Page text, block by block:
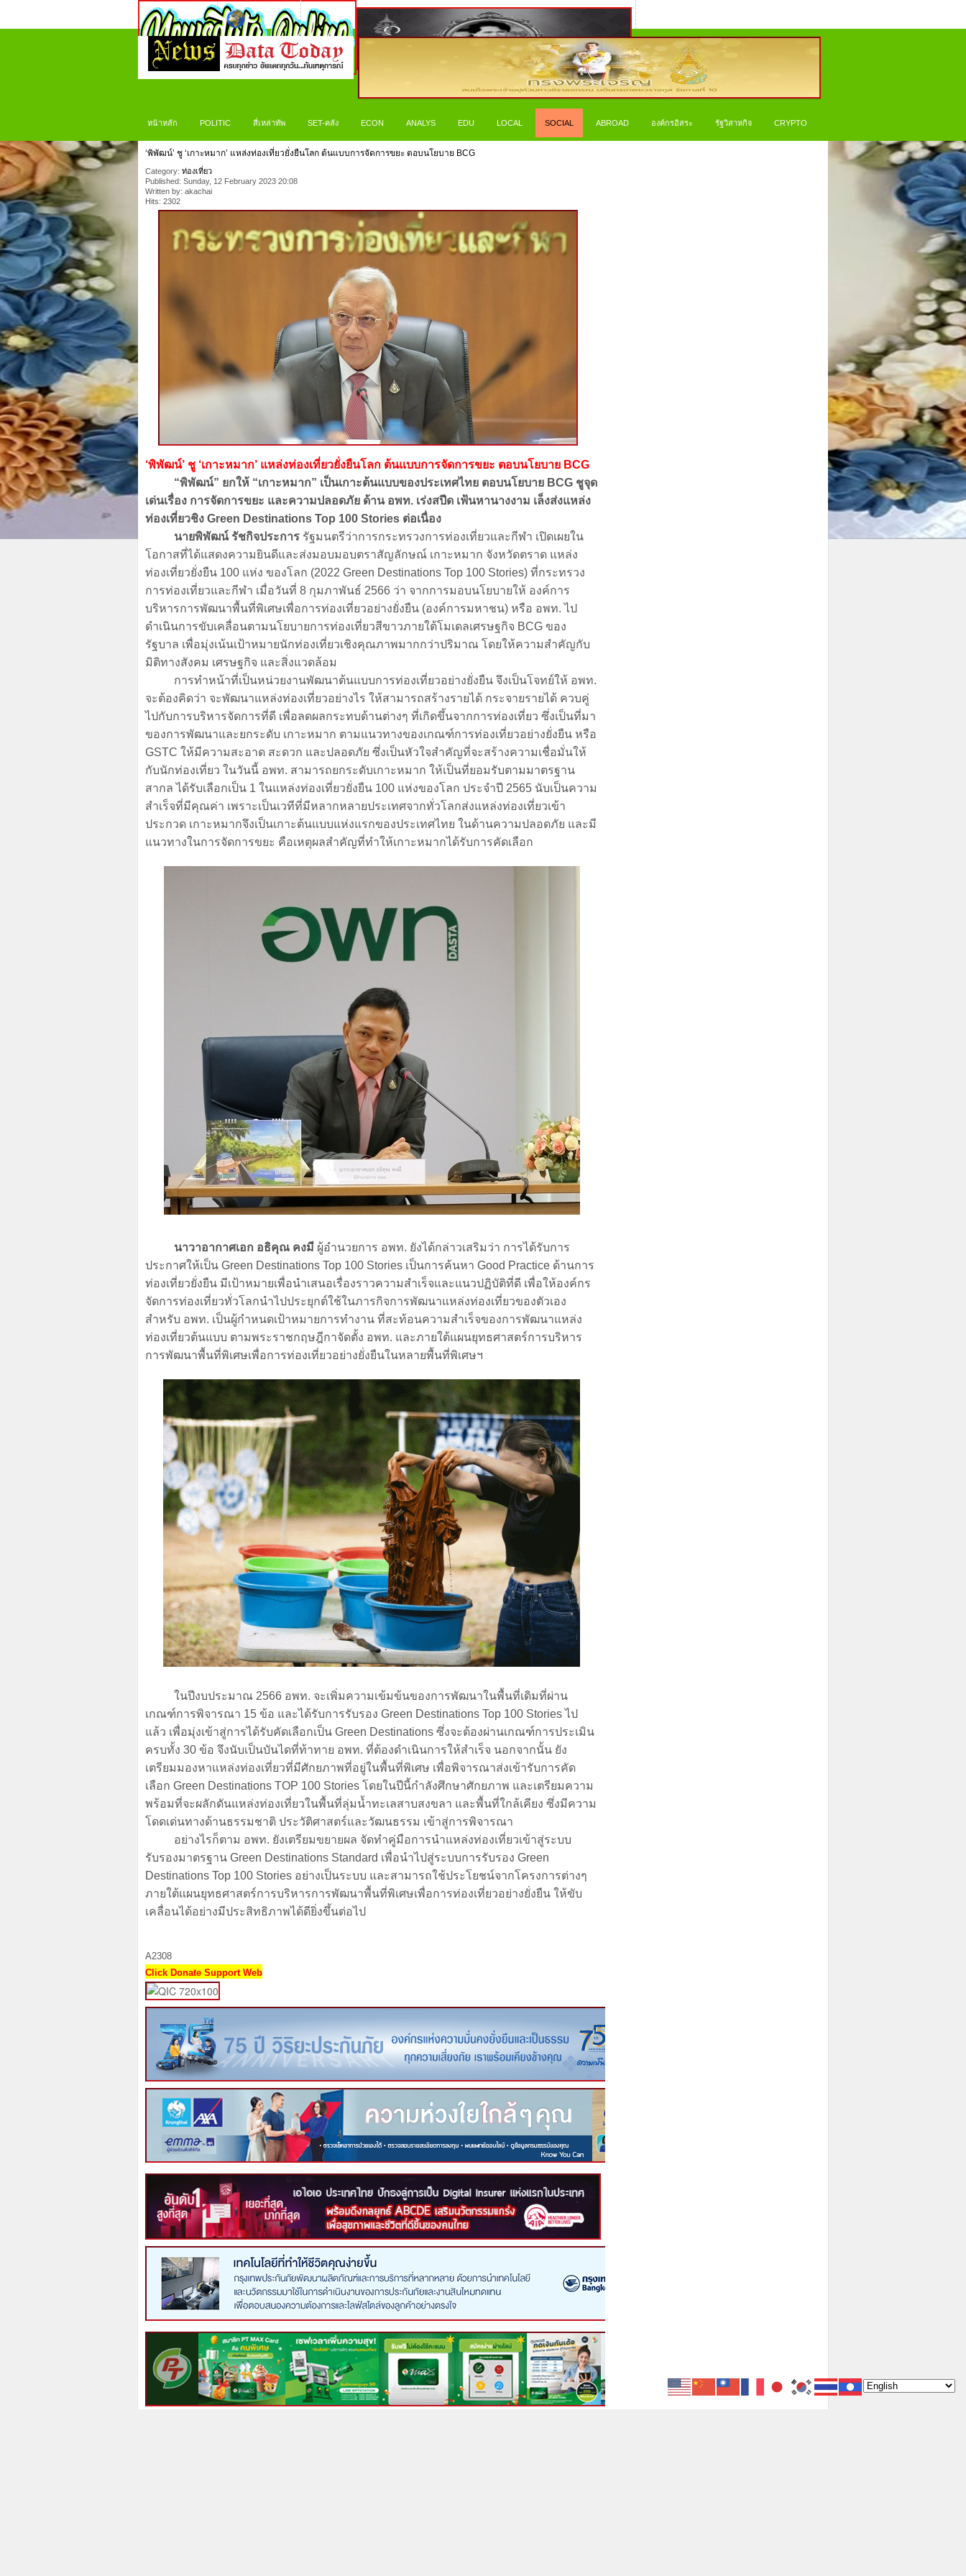
หน้าหลัก POLITIC สี่เหล่าทัพ SET-คลัง ECON ANALYS EDU LOCAL SOCIAL ABROAD องค์กรอิสระ รัฐวิสาหกิจ CRYPTO
‘พิพัฒน์’ ชู ‘เกาะหมาก’ แหล่งท่องเที่ยวยั่งยืนโลก ต้นแบบการจัดการขยะ ตอบนโยบาย BCG
Category: ท่องเที่ยว
Published: Sunday, 12 February 2023 20:08
Written by: akachai
Hits: 2302
‘พิพัฒน์’ ชู ‘เกาะหมาก’ แหล่งท่องเที่ยวยั่งยืนโลก ต้นแบบการจัดการขยะ ตอบนโยบาย BCG
“พิพัฒน์” ยกให้ “เกาะหมาก” เป็นเกาะต้นแบบของประเทศไทย ตอบนโยบาย BCG ชูจุด
เด่นเรื่อง การจัดการขยะ และความปลอดภัย ด้าน อพท. เร่งสปีด เฟ้นหานางงาม เล็งส่งแหล่ง
ท่องเที่ยวชิง Green Destinations Top 100 Stories ต่อเนื่อง
นายพิพัฒน์ รัชกิจประการ รัฐมนตรีว่าการกระทรวงการท่องเที่ยวและกีฬา เปิดเผยใน
โอกาสที่ได้แสดงความยินดีและส่งมอบมอบตราสัญลักษณ์ เกาะหมาก จังหวัดตราด แหล่ง
ท่องเที่ยวยั่งยืน 100 แห่ง ของโลก (2022 Green Destinations Top 100 Stories) ที่กระทรวง
การท่องเที่ยวและกีฬา เมื่อวันที่ 8 กุมภาพันธ์ 2566 ว่า จากการมอบนโยบายให้ องค์การ
บริหารการพัฒนาพื้นที่พิเศษเพื่อการท่องเที่ยวอย่างยั่งยืน (องค์การมหาชน) หรือ อพท. ไป
ดำเนินการขับเคลื่อนตามนโยบายการท่องเที่ยวสีขาวภายใต้โมเดลเศรษฐกิจ BCG ของ
รัฐบาล เพื่อมุ่งเน้นเป้าหมายนักท่องเที่ยวเชิงคุณภาพมากกว่าปริมาณ โดยให้ความสำคัญกับ
มิติทางสังคม เศรษฐกิจ และสิ่งแวดล้อม
การทำหน้าที่เป็นหน่วยงานพัฒนาต้นแบบการท่องเที่ยวอย่างยั่งยืน จึงเป็นโจทย์ให้ อพท.
จะต้องคิดว่า จะพัฒนาแหล่งท่องเที่ยวอย่างไร ให้สามารถสร้างรายได้ กระจายรายได้ ควบคู่
ไปกับการบริหารจัดการที่ดี เพื่อลดผลกระทบด้านต่างๆ ที่เกิดขึ้นจากการท่องเที่ยว ซึ่งเป็นที่มา
ของการพัฒนาและยกระดับ เกาะหมาก ตามแนวทางของเกณฑ์การท่องเที่ยวอย่างยั่งยืน หรือ
GSTC ให้มีความสะอาด สะดวก และปลอดภัย ซึ่งเป็นหัวใจสำคัญที่จะสร้างความเชื่อมั่นให้
กับนักท่องเที่ยว ในวันนี้ อพท. สามารถยกระดับเกาะหมาก ให้เป็นที่ยอมรับตามมาตรฐาน
สากล ได้รับเลือกเป็น 1 ในแหล่งท่องเที่ยวยั่งยืน 100 แห่งของโลก ประจำปี 2565 นับเป็นความ
สำเร็จที่มีคุณค่า เพราะเป็นเวทีที่มีหลากหลายประเทศจากทั่วโลกส่งแหล่งท่องเที่ยวเข้า
ประกวด เกาะหมากจึงเป็นเกาะต้นแบบแห่งแรกของประเทศไทย ในด้านความปลอดภัย และมี
แนวทางในการจัดการขยะ คือเหตุผลสำคัญที่ทำให้เกาะหมากได้รับการคัดเลือก
นาวาอากาศเอก อธิคุณ คงมี ผู้อำนวยการ อพท. ยังได้กล่าวเสริมว่า การได้รับการ
ประกาศให้เป็น Green Destinations Top 100 Stories เป็นการค้นหา Good Practice ด้านการ
ท่องเที่ยวยั่งยืน มีเป้าหมายเพื่อนำเสนอเรื่องราวความสำเร็จและแนวปฏิบัติที่ดี เพื่อให้องค์กร
จัดการท่องเที่ยวทั่วโลกนำไปประยุกต์ใช้ในภารกิจการพัฒนาแหล่งท่องเที่ยวของตัวเอง
สำหรับ อพท. เป็นผู้กำหนดเป้าหมายการทำงาน ที่สะท้อนความสำเร็จของการพัฒนาแหล่ง
ท่องเที่ยวต้นแบบ ตามพระราชกฤษฎีกาจัดตั้ง อพท. และภายใต้แผนยุทธศาสตร์การบริหาร
การพัฒนาพื้นที่พิเศษเพื่อการท่องเที่ยวอย่างยั่งยืนในหลายพื้นที่พิเศษฯ
ในปีงบประมาณ 2566 อพท. จะเพิ่มความเข้มข้นของการพัฒนาในพื้นที่เดิมที่ผ่าน
เกณฑ์การพิจารณา 15 ข้อ และได้รับการรับรอง Green Destinations Top 100 Stories ไป
แล้ว เพื่อมุ่งเข้าสู่การได้รับคัดเลือกเป็น Green Destinations ซึ่งจะต้องผ่านเกณฑ์การประเมิน
ครบทั้ง 30 ข้อ จึงนับเป็นบันไดที่ท้าทาย อพท. ที่ต้องดำเนินการให้สำเร็จ นอกจากนั้น ยัง
เตรียมมองหาแหล่งท่องเที่ยวที่มีศักยภาพที่อยู่ในพื้นที่พิเศษ เพื่อพิจารณาส่งเข้ารับการคัด
เลือก Green Destinations TOP 100 Stories โดยในปีนี้กำลังศึกษาศักยภาพ และเตรียมความ
พร้อมที่จะผลักดันแหล่งท่องเที่ยวในพื้นที่ลุ่มน้ำทะเลสาบสงขลา และพื้นที่ใกล้เคียง ซึ่งมีความ
โดดเด่นทางด้านธรรมชาติ ประวัติศาสตร์และวัฒนธรรม เข้าสู่การพิจารณา
อย่างไรก็ตาม อพท. ยังเตรียมขยายผล จัดทำคู่มือการนำแหล่งท่องเที่ยวเข้าสู่ระบบ
รับรองมาตรฐาน Green Destinations Standard เพื่อนำไปสู่ระบบการรับรอง Green
Destinations Top 100 Stories อย่างเป็นระบบ และสามารถใช้ประโยชน์จากโครงการต่างๆ
ภายใต้แผนยุทธศาสตร์การบริหารการพัฒนาพื้นที่พิเศษเพื่อการท่องเที่ยวอย่างยั่งยืน ให้ขับ
เคลื่อนได้อย่างมีประสิทธิภาพได้ดียิ่งขึ้นต่อไป
A2308
Click Donate Support Web